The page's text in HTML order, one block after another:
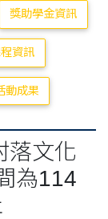
獎助學金資訊
資訊
動成果
落文化
為114